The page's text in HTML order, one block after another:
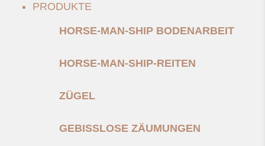
PRODUKTE
HORSE-MAN-SHIP BODENARBEIT
HORSE-MAN-SHIP-REITEN
ZÜGEL
GEBISSLOSE ZÄUMUNGEN